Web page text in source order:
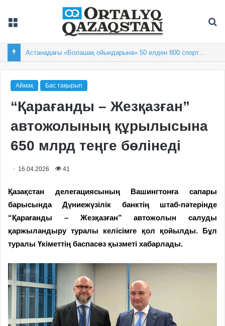
Аймақ Бас тақырып
“Қарағанды – Жезқазған”
автожолының құрылысына
650 млрд теңге бөлінеді
16.04.2026 41
Қазақстан делегациясының Вашингтонға сапары
барысында Дүниежүзілік банктің штаб-пәтерінде
“Қарағанды – Жезқазған” автожолын салуды
қаржыландыру туралы келісімге қол қойылды. Бұл
туралы Үкіметтің баспасөз қызметі хабарлады.